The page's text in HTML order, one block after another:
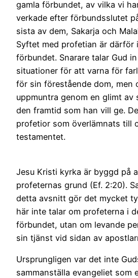
gamla förbundet, av vilka vi
verkade efter förbundsslutet
sista av dem, Sakarja och
Syftet med profetian är därför
förbundet. Snarare talar Gud
situationer för att varna för
för sin förestående dom, men
uppmuntra genom en glimt av
den framtid som han vill ge.
profetior som överlämnats till
testamentet.
Jesu Kristi kyrka är byggd på
profeternas grund (Ef. 2:20).
detta avsnitt gör det mycket
här inte talar om profeterna i
förbundet, utan om levande
sin tjänst vid sidan av
Ursprungligen var det inte
sammanställa evangeliet som